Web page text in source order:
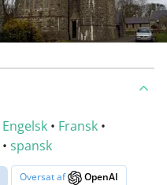
Engelsk • Fransk •
• spansk
Oversat af OpenAI